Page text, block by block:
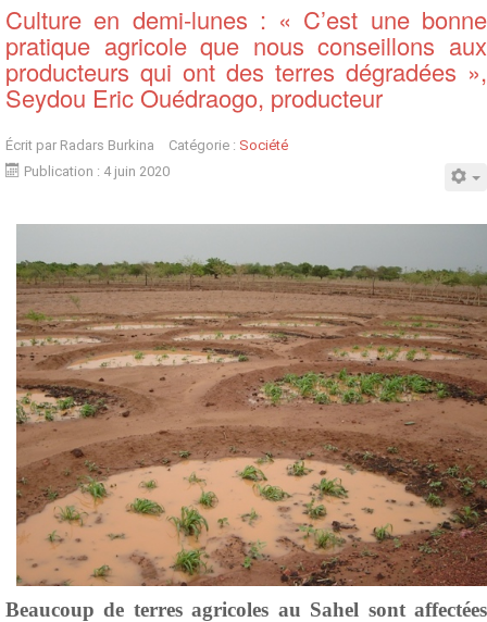
Culture en demi-lunes : « C’est une bonne
pratique agricole que nous conseillons aux
producteurs qui ont des terres dégradées »,
Seydou Eric Ouédraogo, producteur
Écrit par Radars Burkina Catégorie : Société
Publication : 4 juin 2020
Beaucoup de terres agricoles au Sahel sont affectées